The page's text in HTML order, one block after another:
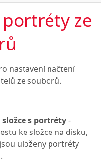
ze
nastavení načtení
ze souborů.
složce s portréty-
ke složce na disku,
uloženy portréty